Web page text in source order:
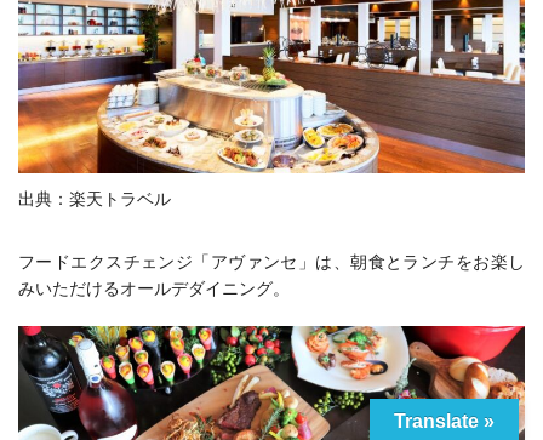
出典：楽天トラベル
フードエクスチェンジ「アヴァンセ」は、朝食とランチをお楽し
みいただけるオールデダイニング。
Translate »